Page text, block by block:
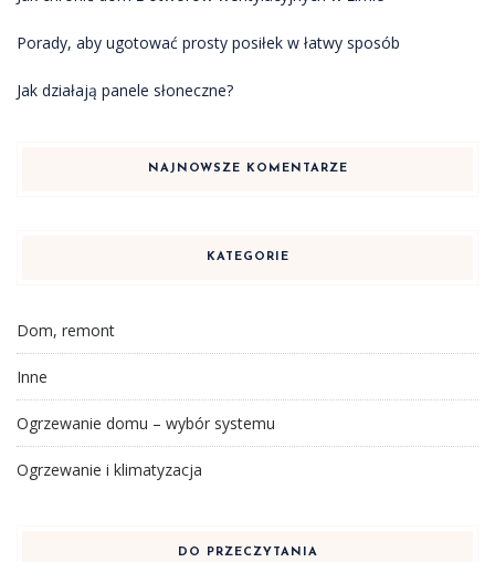
Porady, aby ugotować prosty posiłek w łatwy sposób
Jak działają panele słoneczne?
NAJNOWSZE KOMENTARZE
KATEGORIE
Dom, remont
Inne
Ogrzewanie domu – wybór systemu
Ogrzewanie i klimatyzacja
DO PRZECZYTANIA